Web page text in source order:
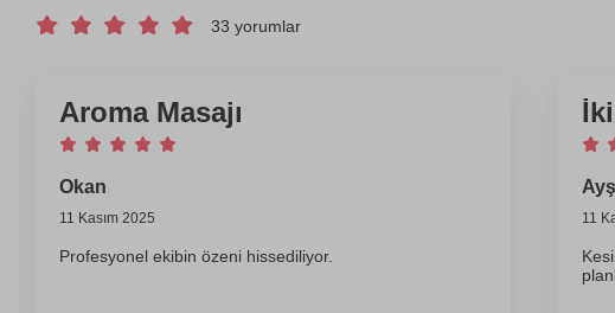
33 yorumlar
Aroma Masajı
Okan
11 Kasım 2025
Profesyonel ekibin özeni hissediliyor.
11